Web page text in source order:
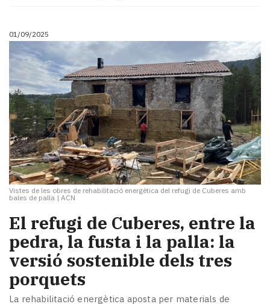
01/09/2025
Vistes de les obres de rehabilitació energètica del refugi de Cuberes amb
bales de palla | ACN
El refugi de Cuberes, entre la
pedra, la fusta i la palla: la
versió sostenible dels tres
porquets
La rehabilitació energètica aposta per materials de